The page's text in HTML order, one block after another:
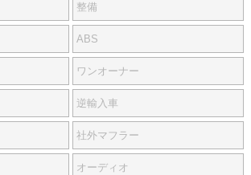
整備
ABS
ワンオーナー
逆輸入車
社外マフラー
オーディオ